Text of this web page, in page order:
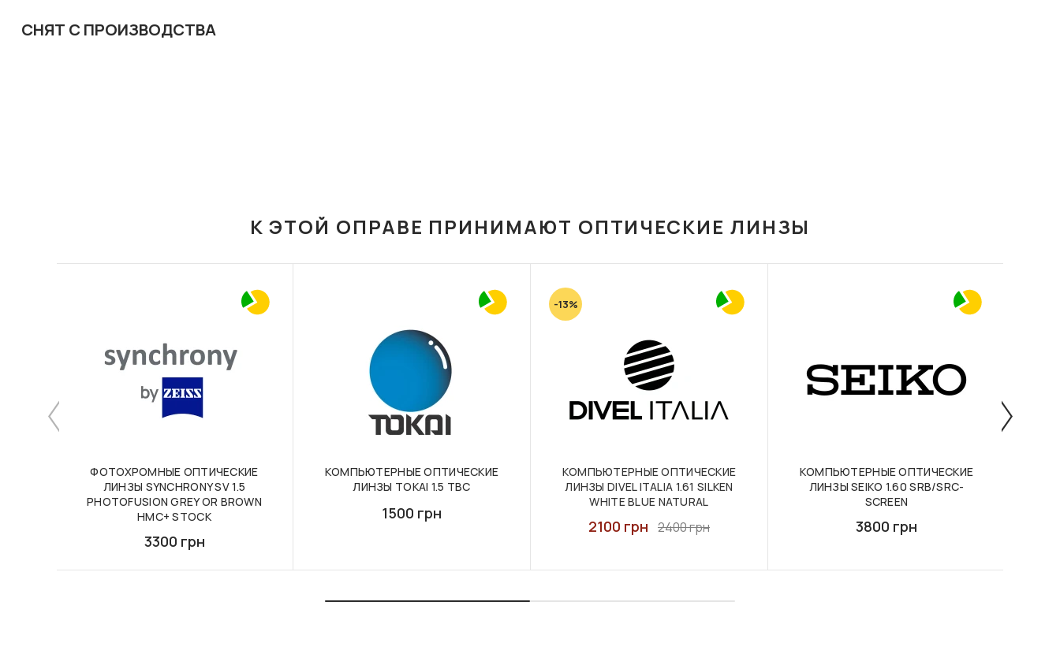
СНЯТ С ПРОИЗВОДСТВА
К ЭТОЙ ОПРАВЕ ПРИНИМАЮТ ОПТИЧЕСКИЕ ЛИНЗЫ
ФОТОХРОМНЫЕ ОПТИЧЕСКИЕ
ЛИНЗЫ SYNCHRONY SV 1.5
PHOTOFUSION GREY OR BROWN
HMC+ STOCK
3300 грн
КОМПЬЮТЕРНЫЕ ОПТИЧЕСКИЕ
ЛИНЗЫ TOKAI 1.5 TBC
1500 грн
-13%
КОМПЬЮТЕРНЫЕ ОПТИЧЕСКИЕ
ЛИНЗЫ DIVEL ITALIA 1.61 SILKEN
WHITE BLUE NATURAL
2100 грн 2400 грн
КОМПЬЮТЕРНЫЕ ОПТИЧЕСКИЕ
ЛИНЗЫ SEIKO 1.60 SRB/SRC-
SCREEN
3800 грн